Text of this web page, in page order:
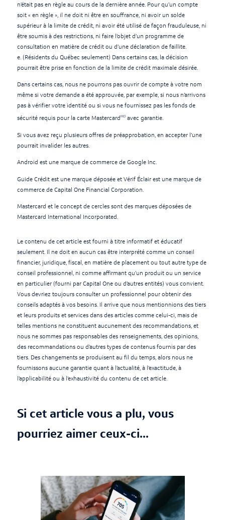
n’était pas en règle au cours de la dernière année. Pour qu’un compte
soit « en règle », il ne doit ni être en souffrance, ni avoir un solde
supérieur à la limite de crédit, ni avoir été utilisé de façon frauduleuse, ni
être soumis à des restrictions, ni faire l’objet d’un programme de
consultation en matière de crédit ou d’une déclaration de faillite.
e. (Résidents du Québec seulement) Dans certains cas, la décision
pourrait être prise en fonction de la limite de crédit maximale désirée.
Dans certains cas, nous ne pourrons pas ouvrir de compte à votre nom
même si votre demande a été approuvée, par exemple, si nous n’arrivons
pas à vérifier votre identité ou si vous ne fournissez pas les fonds de
sécurité requis pour la carte Mastercard MD avec garantie.
Si vous avez reçu plusieurs offres de préapprobation, en accepter l’une
pourrait invalider les autres.
Android est une marque de commerce de Google Inc.
Guide Crédit est une marque déposée et Vérif Éclair est une marque de
commerce de Capital One Financial Corporation.
Mastercard et le concept de cercles sont des marques déposées de
Mastercard International Incorporated.
Le contenu de cet article est fourni à titre informatif et éducatif
seulement. Il ne doit en aucun cas être interprété comme un conseil
financier, juridique, fiscal, en matière de placement ou tout autre type de
conseil professionnel, ni comme affirmant qu’un produit ou un service
en particulier (fourni par Capital One ou d’autres entités) vous convient.
Vous devriez toujours consulter un professionnel pour obtenir des
conseils adaptés à vos besoins. Il arrive que nous mentionnions des tiers
et leurs produits et services dans des articles comme celui-ci, mais de
telles mentions ne constituent aucunement des recommandations, et
nous ne sommes pas responsables des renseignements, des opinions,
des recommandations ou d’autres types de contenus fournis par des
tiers. Des changements se produisent au fil du temps, alors nous ne
fournissons aucune garantie quant à l’actualité, à l’exactitude, à
l’applicabilité ou à l’exhaustivité du contenu de cet article.
Si cet article vous a plu, vous
pourriez aimer ceux-ci...